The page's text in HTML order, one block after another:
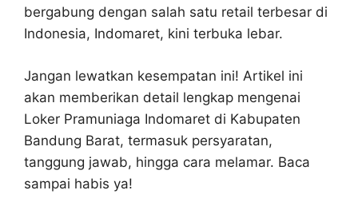
bergabung dengan salah satu retail terbesar di
Indonesia, Indomaret, kini terbuka lebar.
Jangan lewatkan kesempatan ini! Artikel ini
akan memberikan detail lengkap mengenai
Loker Pramuniaga Indomaret di Kabupaten
Bandung Barat, termasuk persyaratan,
tanggung jawab, hingga cara melamar. Baca
sampai habis ya!